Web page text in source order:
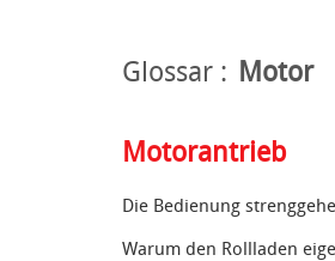
Glossar Motor
Motorantrieb
Die Bedienung
Warum den Rollladen